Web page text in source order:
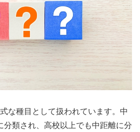
な種目として扱われています。中
分類され、高校以上でも中距離に分